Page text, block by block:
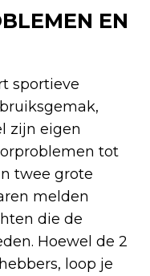
EN
sportieve
zijn eigen
tot
twee grote
melden
die de
Hoewel de 2
loop je